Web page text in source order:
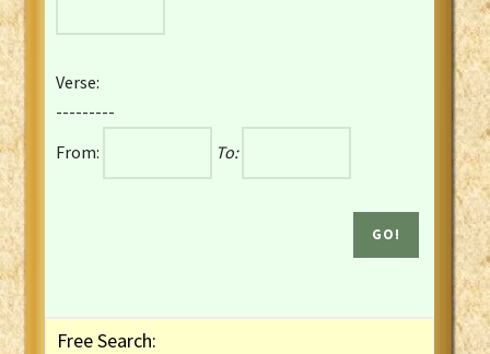
French Darby Bible
French Louis Segond Bible
Gaelic (Manx) Selections
Gaelic (Scottish) Mark
Verse:
---------
From:
To:
Free Search: